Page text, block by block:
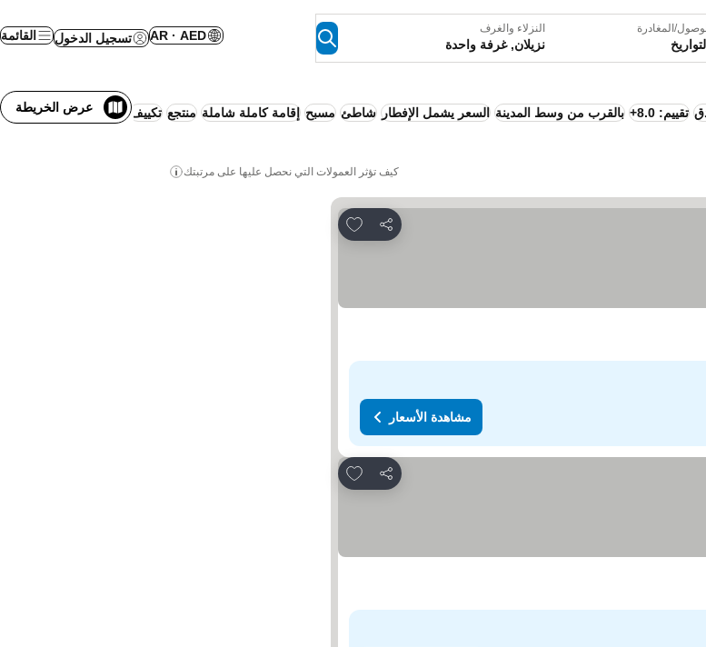
المغادرة النزلاء والغرف
نزيلان, غرفة واحدة
AR · AED تسجيل الدخول القائمة
تقييم: 8.0+ بالقرب من وسط المدينة السعر يشمل الإفطار شاطئ مسبح إقامة كاملة شاملة منتجع تكييف واي فاي شقة متكاملة
عرض الخريطة
كيف تؤثر العمولات التي نحصل عليها على مرتبتك
مشاركة
Add to favorites
مشاهدة الأسعار
مشاركة
Add to favorites